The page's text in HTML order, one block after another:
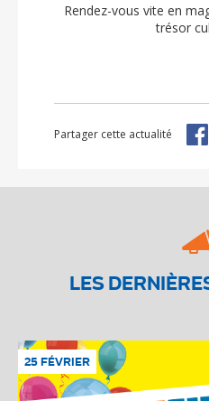
Rendez-vous vite en
trésor
Partager cette actualité
LES
25 FÉVRIER